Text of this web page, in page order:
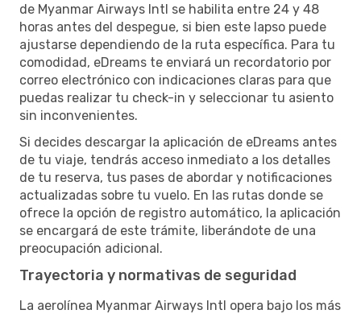
de Myanmar Airways Intl se habilita entre 24 y 48
horas antes del despegue, si bien este lapso puede
ajustarse dependiendo de la ruta específica. Para tu
comodidad, eDreams te enviará un recordatorio por
correo electrónico con indicaciones claras para que
puedas realizar tu check-in y seleccionar tu asiento
sin inconvenientes.
Si decides descargar la aplicación de eDreams antes
de tu viaje, tendrás acceso inmediato a los detalles
de tu reserva, tus pases de abordar y notificaciones
actualizadas sobre tu vuelo. En las rutas donde se
ofrece la opción de registro automático, la aplicación
se encargará de este trámite, liberándote de una
preocupación adicional.
Trayectoria y normativas de seguridad
La aerolínea Myanmar Airways Intl opera bajo los más